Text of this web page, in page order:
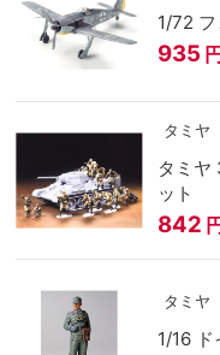
1/72
935 円
タミヤ
タミヤ
ット
842 円
タミヤ
1/16